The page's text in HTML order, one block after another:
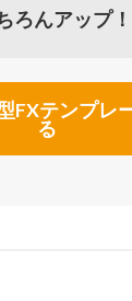
ろんアップ！
FXテンプレ
る